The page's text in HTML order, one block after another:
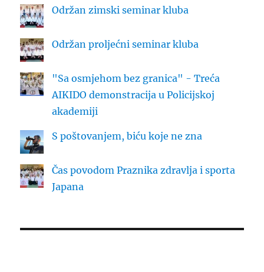
Održan zimski seminar kluba
Održan proljećni seminar kluba
"Sa osmjehom bez granica" - Treća
AIKIDO demonstracija u Policijskoj
akademiji
S poštovanjem, biću koje ne zna
Čas povodom Praznika zdravlja i sporta
Japana